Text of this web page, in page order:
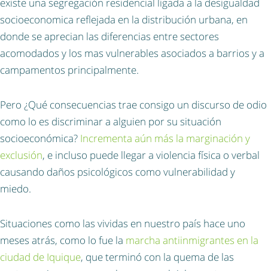
existe una segregación residencial ligada a la desigualdad
socioeconomica reflejada en la distribución urbana, en
donde se aprecian las diferencias entre sectores
acomodados y los mas vulnerables asociados a barrios y a
campamentos principalmente.
Pero ¿Qué consecuencias trae consigo un discurso de odio
como lo es discriminar a alguien por su situación
socioeconómica? Incrementa aún más la marginación y
exclusión, e incluso puede llegar a violencia física o verbal
causando daños psicológicos como vulnerabilidad y
miedo.
Situaciones como las vividas en nuestro país hace uno
meses atrás, como lo fue la marcha antiinmigrantes en la
ciudad de Iquique, que terminó con la quema de las